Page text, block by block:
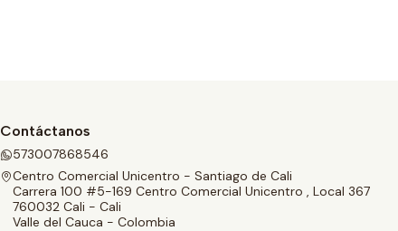
Contáctanos
573007868546
Centro Comercial Unicentro - Santiago de Cali
Carrera 100 #5-169 Centro Comercial Unicentro , Local 367
760032 Cali - Cali
Valle del Cauca - Colombia